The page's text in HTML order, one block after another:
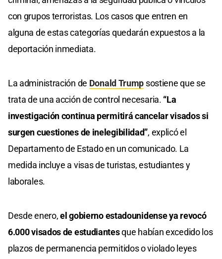
con grupos terroristas. Los casos que entren en
alguna de estas categorías quedarán expuestos a la
deportación inmediata.
La administración de Donald Trump sostiene que se
trata de una acción de control necesaria. “La
investigación continua permitirá cancelar visados si
surgen cuestiones de inelegibilidad”, explicó el
Departamento de Estado en un comunicado. La
medida incluye a visas de turistas, estudiantes y
laborales.
Desde enero,el gobierno estadounidense ya revocó
6.000 visados de estudiantesque habían excedido los
plazos de permanencia permitidos o violado leyes